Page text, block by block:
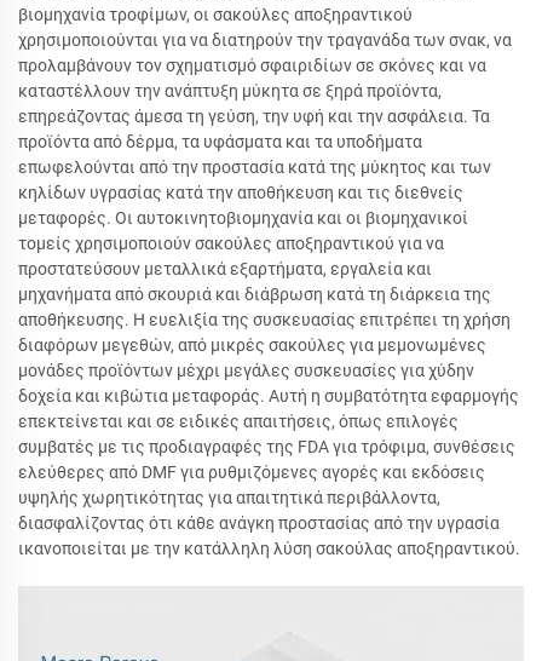
βιομηχανία τροφίμων, οι σακούλες αποξηραντικού
χρησιμοποιούνται για να διατηρούν την τραγανάδα των σνακ, να
προλαμβάνουν τον σχηματισμό σφαιριδίων σε σκόνες και να
καταστέλλουν την ανάπτυξη μύκητα σε ξηρά προϊόντα,
επηρεάζοντας άμεσα τη γεύση, την υφή και την ασφάλεια. Τα
προϊόντα από δέρμα, τα υφάσματα και τα υποδήματα
επωφελούνται από την προστασία κατά της μύκητος και των
κηλίδων υγρασίας κατά την αποθήκευση και τις διεθνείς
μεταφορές. Οι αυτοκινητοβιομηχανία και οι βιομηχανικοί
τομείς χρησιμοποιούν σακούλες αποξηραντικού για να
προστατεύσουν μεταλλικά εξαρτήματα, εργαλεία και
μηχανήματα από σκουριά και διάβρωση κατά τη διάρκεια της
αποθήκευσης. Η ευελιξία της συσκευασίας επιτρέπει τη χρήση
διαφόρων μεγεθών, από μικρές σακούλες για μεμονωμένες
μονάδες προϊόντων μέχρι μεγάλες συσκευασίες για χύδην
δοχεία και κιβώτια μεταφοράς. Αυτή η συμβατότητα εφαρμογής
επεκτείνεται και σε ειδικές απαιτήσεις, όπως επιλογές
συμβατές με τις προδιαγραφές της FDA για τρόφιμα, συνθέσεις
ελεύθερες από DMF για ρυθμιζόμενες αγορές και εκδόσεις
υψηλής χωρητικότητας για απαιτητικά περιβάλλοντα,
διασφαλίζοντας ότι κάθε ανάγκη προστασίας από την υγρασία
ικανοποιείται με την κατάλληλη λύση σακούλας αποξηραντικού.